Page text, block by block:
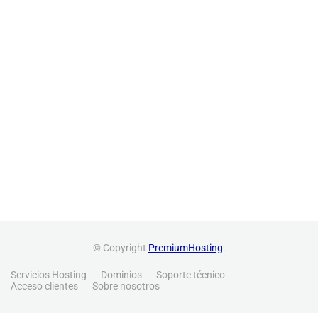
© Copyright PremiumHosting.
Servicios Hosting Dominios
Soporte técnico
Acceso clientes
Sobre nosotros